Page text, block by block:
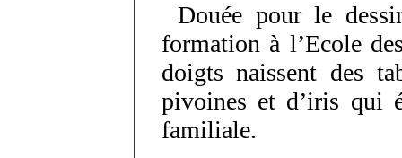
Douée pour le
formation à l’Ecole
doigts naissent des
pivoines et d’iris qui
familiale.